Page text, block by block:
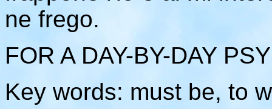
ne frego.
FOR A DAY-BY-DAY
Key words: must be, to